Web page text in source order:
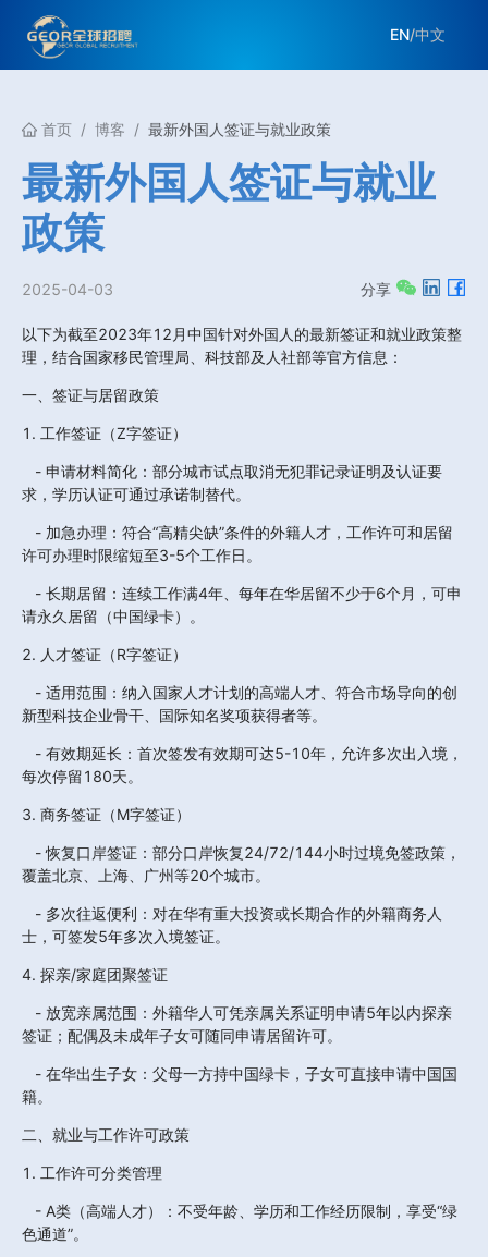
EN/中文
首页 / 博客 / 最新外国人签证与就业政策
最新外国人签证与就业
政策
2025-04-03 分享
以下为截至2023年12月中国针对外国人的最新签证和就业政策整
理，结合国家移民管理局、科技部及人社部等官方信息：
一、签证与居留政策
1. 工作签证（Z字签证）
求，学历认证可通过承诺制替代。
许可办理时限缩短至3-5个工作日。
请永久居留（中国绿卡）。
2. 人才签证（R字签证）
新型科技企业骨干、国际知名奖项获得者等。
每次停留180天。
3. 商务签证（M字签证）
覆盖北京、上海、广州等20个城市。
士，可签发5年多次入境签证。
4. 探亲/家庭团聚签证
签证；配偶及未成年子女可随同申请居留许可。
籍。
二、就业与工作许可政策
1. 工作许可分类管理
色通道”。